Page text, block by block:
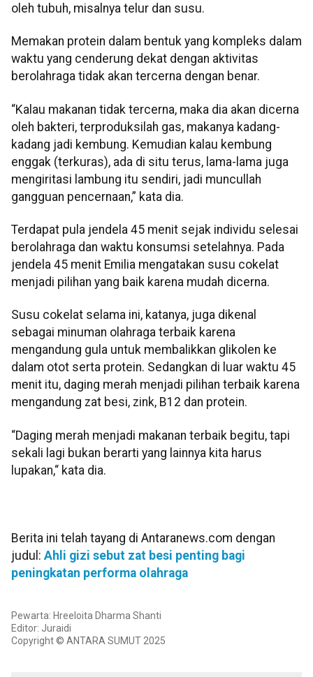
oleh tubuh, misalnya telur dan susu.
Memakan protein dalam bentuk yang kompleks dalam
waktu yang cenderung dekat dengan aktivitas
berolahraga tidak akan tercerna dengan benar.
“Kalau makanan tidak tercerna, maka dia akan dicerna
oleh bakteri, terproduksilah gas, makanya kadang-
kadang jadi kembung. Kemudian kalau kembung
enggak (terkuras), ada di situ terus, lama-lama juga
mengiritasi lambung itu sendiri, jadi muncullah
gangguan pencernaan,” kata dia.
Terdapat pula jendela 45 menit sejak individu selesai
berolahraga dan waktu konsumsi setelahnya. Pada
jendela 45 menit Emilia mengatakan susu cokelat
menjadi pilihan yang baik karena mudah dicerna.
Susu cokelat selama ini, katanya, juga dikenal
sebagai minuman olahraga terbaik karena
mengandung gula untuk membalikkan glikolen ke
dalam otot serta protein. Sedangkan di luar waktu 45
menit itu, daging merah menjadi pilihan terbaik karena
mengandung zat besi, zink, B12 dan protein.
“Daging merah menjadi makanan terbaik begitu, tapi
sekali lagi bukan berarti yang lainnya kita harus
lupakan,“ kata dia.
Berita ini telah tayang di Antaranews.com dengan
judul: Ahli gizi sebut zat besi penting bagi
peningkatan performa olahraga
Pewarta: Hreeloita Dharma Shanti
Editor: Juraidi
Copyright © ANTARA SUMUT 2025